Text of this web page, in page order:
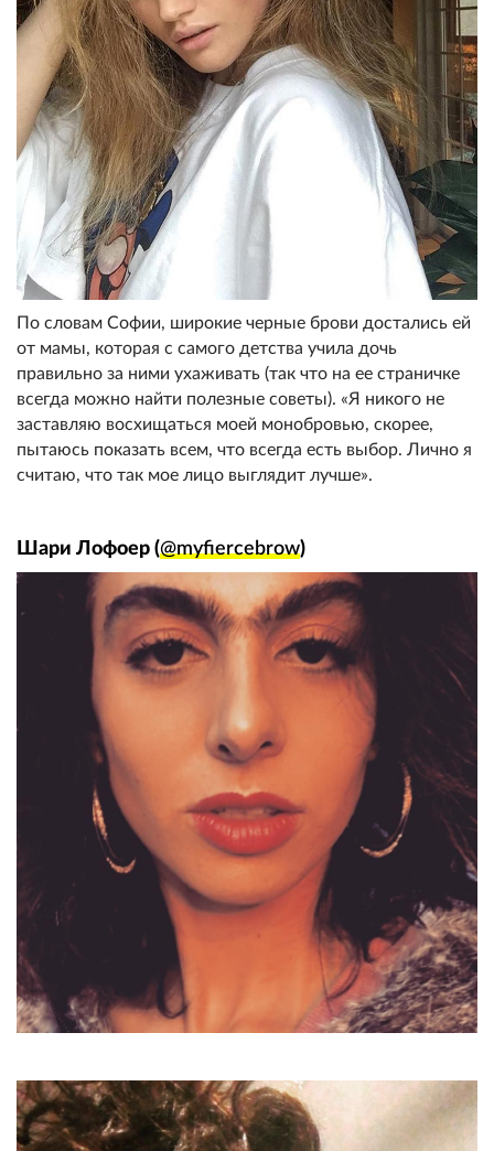
По словам Софии, широкие черные брови достались ей
от мамы, которая с самого детства учила дочь
правильно за ними ухаживать (так что на ее страничке
всегда можно найти полезные советы). «Я никого не
заставляю восхищаться моей монобровью, скорее,
пытаюсь показать всем, что всегда есть выбор. Лично я
считаю, что так мое лицо выглядит лучше».
Шари Лофоер (@myfiercebrow)